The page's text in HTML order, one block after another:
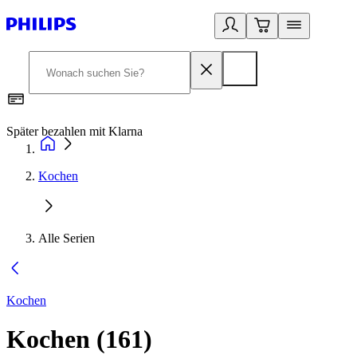
Später bezahlen mit Klarna
Kochen
Alle Serien
Kochen
Kochen (161)